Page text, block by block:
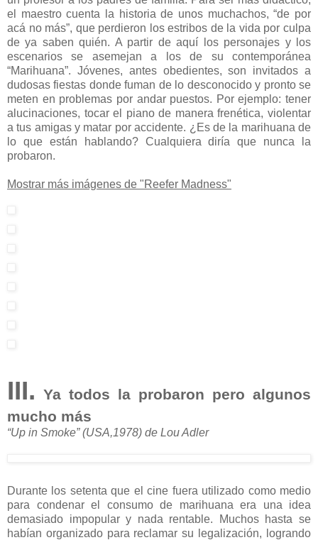
el maestro cuenta la historia de unos muchachos, “de por
acá no más”, que perdieron los estribos de la vida por culpa
de ya saben quién. A partir de aquí los personajes y los
escenarios se asemejan a los de su contemporánea
“Marihuana”. Jóvenes, antes obedientes, son invitados a
dudosas fiestas donde fuman de lo desconocido y pronto se
meten en problemas por andar puestos. Por ejemplo: tener
alucinaciones, tocar el piano de manera frenética, violentar
a tus amigas y matar por accidente. ¿Es de la marihuana de
lo que están hablando? Cualquiera diría que nunca la
probaron.
Mostrar más imágenes de "Reefer Madness"
III. Ya todos la probaron pero algunos
mucho más
“Up in Smoke” (USA,1978) de Lou Adler
Durante los setenta que el cine fuera utilizado como medio
para condenar el consumo de marihuana era una idea
demasiado impopular y nada rentable. Muchos hasta se
habían organizado para reclamar su legalización, logrando